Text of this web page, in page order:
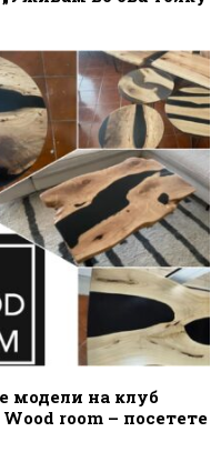
модели на клуб
room – посетете